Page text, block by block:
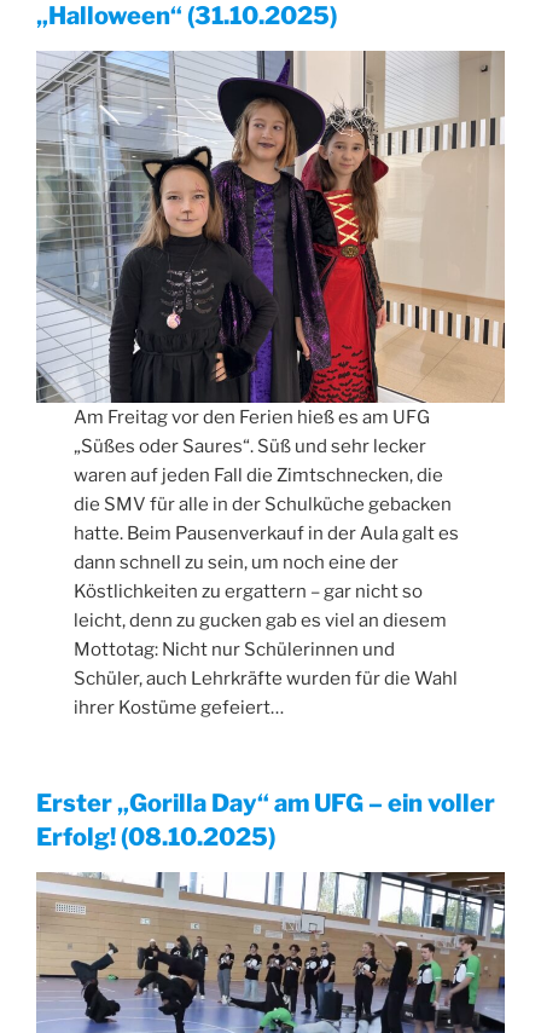
„Halloween“ (31.10.2025)
Am Freitag vor den Ferien hieß es am UFG
„Süßes oder Saures“. Süß und sehr lecker
waren auf jeden Fall die Zimtschnecken, die
die SMV für alle in der Schulküche gebacken
hatte. Beim Pausenverkauf in der Aula galt es
dann schnell zu sein, um noch eine der
Köstlichkeiten zu ergattern – gar nicht so
leicht, denn zu gucken gab es viel an diesem
Mottotag: Nicht nur Schülerinnen und
Schüler, auch Lehrkräfte wurden für die Wahl
ihrer Kostüme gefeiert…
Erster „Gorilla Day“ am UFG – ein voller
Erfolg!(08.10.2025)